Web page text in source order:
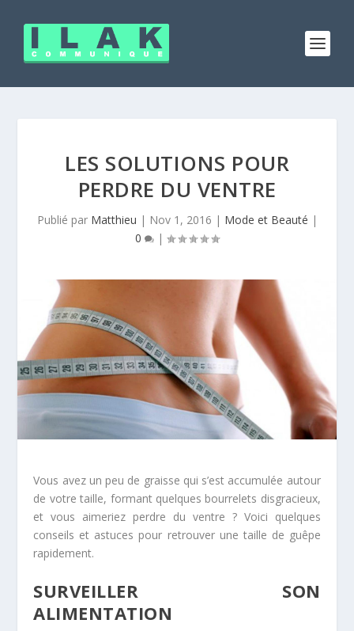
LES SOLUTIONS POUR
PERDRE DU VENTRE
Publié par Matthieu | Nov 1, 2016 | Mode et Beauté |
0
|
Vous avez un peu de graisse qui s’est accumulée autour
de votre taille, formant quelques bourrelets disgracieux,
et vous aimeriez perdre du ventre ? Voici quelques
conseils et astuces pour retrouver une taille de guêpe
rapidement.
SURVEILLER SON
ALIMENTATION